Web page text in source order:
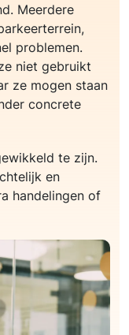
Meerdere
problemen.
niet gebruikt
ze mogen staan
concrete
te zijn.
en
handelingen of